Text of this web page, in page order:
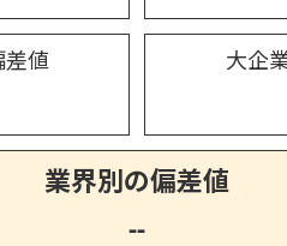
差値 大企
業界別の偏差値
--